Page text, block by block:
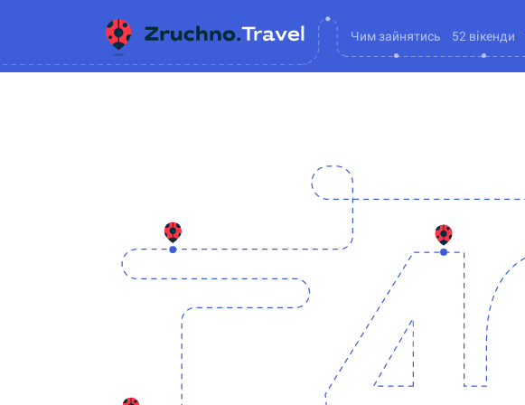
Чим зайнятись 52 вікенди